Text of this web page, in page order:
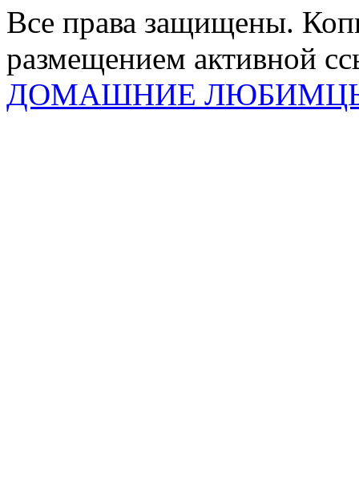
Все права защищены.
размещением активной
ДОМАШНИЕ